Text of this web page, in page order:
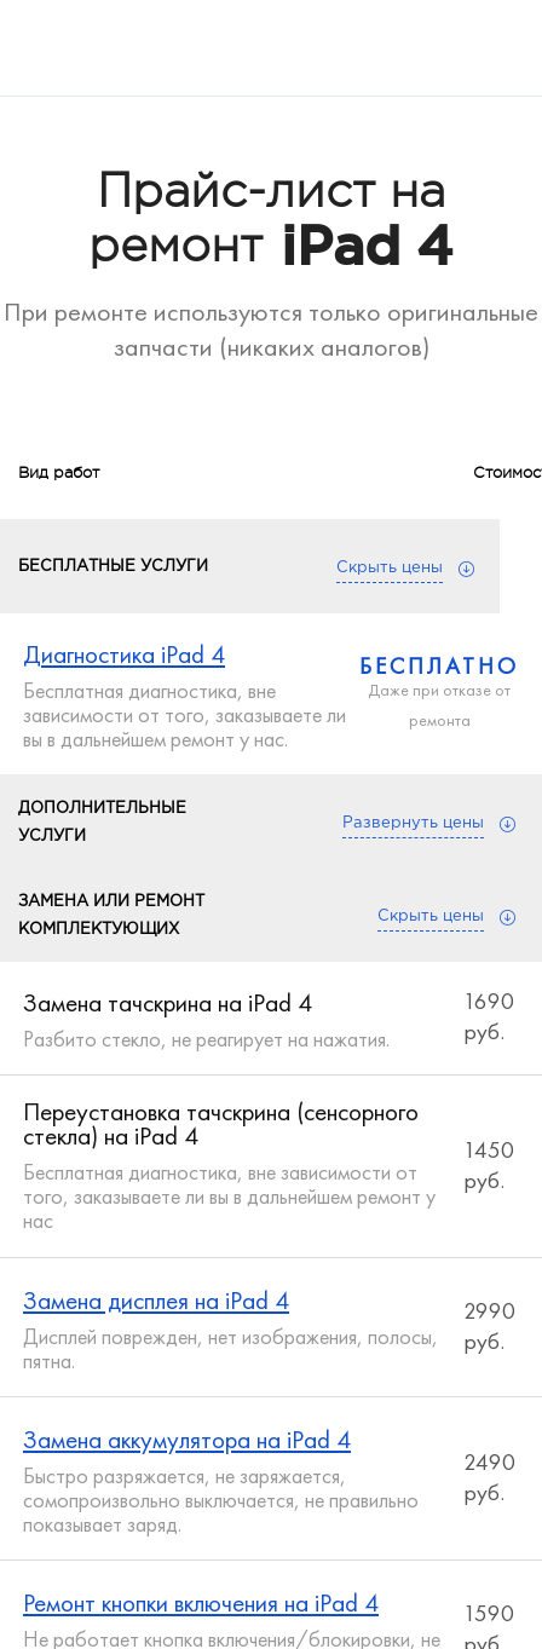
Прайс-лист на
ремонт iPad 4
При ремонте используются только оригинальные
запчасти (никаких аналогов)
Вид работ
БЕСПЛАТНЫЕ УСЛУГИ Скрыть цены
Диагностика iPad 4
Бесплатная диагностика, вне
зависимости от того, заказываете ли
вы в дальнейшем ремонт у нас.
БЕСПЛАТНО
Даже при отказе от
ремонта
ДОПОЛНИТЕЛЬНЫЕ
УСЛУГИ
Развернуть цены
Наклейка защитной пленки на iPad 4
Пленка защищает Ваш экран от царапин и мелких
350
Установка противоударного стекла на iPad
4
вариант защиты экрана от падений и царапин.
500
ЗАМЕНА ИЛИ РЕМОНТ
КОМПЛЕКТУЮЩИХ
Скрыть цены
Замена тачскрина на iPad 4
Разбито стекло, не реагирует на нажатия.
1690
руб.
Переустановка тачскрина (сенсорного
стекла) на iPad 4
Бесплатная диагностика, вне зависимости от
того, заказываете ли вы в дальнейшем ремонт у
нас
1450
руб.
Замена дисплея на iPad 4
Дисплей поврежден, нет изображения, полосы,
пятна.
2990
руб.
Замена аккумулятора на iPad 4
Быстро разряжается, не заряжается,
сомопроизвольно выключается, не правильно
показывает заряд.
2490
руб.
Ремонт кнопки включения на iPad 4
Не работает кнопка включения/блокировки, не
1590